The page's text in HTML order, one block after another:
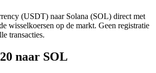
(USDT) naar Solana (SOL) direct met
wisselkoersen op de markt. Geen registratie
transacties.
naar SOL